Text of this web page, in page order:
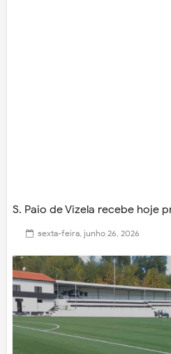
S. Paio de Vizela recebe hoje
sexta-feira, junho 26, 2026